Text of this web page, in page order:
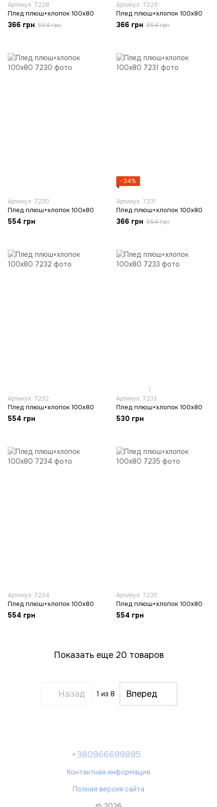
Артикул: 7228
Плед плюш+хлопок 100х80
366 грн 554 грн
Артикул: 7229
Плед плюш+хлопок 100х80
366 грн 554 грн
Артикул: 7230
Плед плюш+хлопок 100х80
554 грн
−34%
Артикул: 7231
Плед плюш+хлопок 100х80
366 грн 554 грн
Артикул: 7232
Плед плюш+хлопок 100х80
554 грн
1
Артикул: 7233
Плед плюш+хлопок 100х80
530 грн
Артикул: 7234
Плед плюш+хлопок 100х80
554 грн
Артикул: 7235
Плед плюш+хлопок 100х80
554 грн
Показать еще 20 товаров
Назад 1 из 8 Вперед
+380966699895
Контактная информация
Полная версия сайта